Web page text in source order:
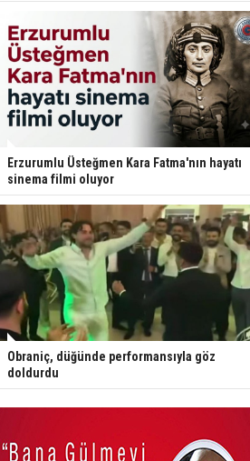
Erzurumlu Üsteğmen Kara Fatma'nın hayatı
sinema filmi oluyor
Obraniç, düğünde performansıyla göz
doldurdu